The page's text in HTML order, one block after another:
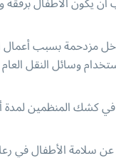
مزدحمة بسبب أعمال
وسائل النقل
كشك المنظمين لمدة
سلامة الأطفال في